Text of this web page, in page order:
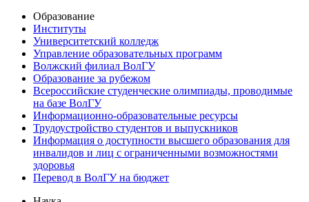
Образование
Институты
Университетский колледж
Управление образовательных программ
Волжский филиал ВолГУ
Образование за рубежом
Всероссийские студенческие олимпиады, проводимые
на базе ВолГУ
Информационно-образовательные ресурсы
Трудоустройство студентов и выпускников
Информация о доступности высшего образования для
инвалидов и лиц с ограниченными возможностями
здоровья
Перевод в ВолГУ на бюджет